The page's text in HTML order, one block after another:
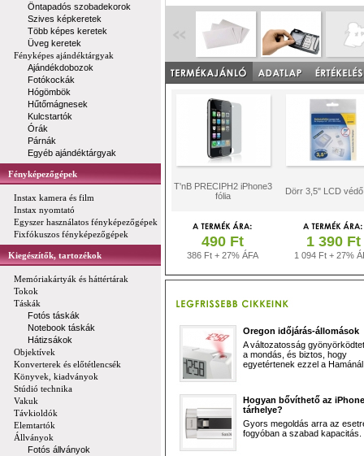
Öntapadós szobadekorok
Szives képkeretek
Több képes keretek
Üveg keretek
Fényképes ajándéktárgyak
Ajándékdobozok
Fotókockák
Hógömbök
Hűtőmágnesek
Kulcstartók
Órák
Párnák
Egyéb ajándéktárgyak
Fényképezőgépek
Instax kamera és film
Instax nyomtató
Egyszer használatos fényképezőgépek
Fixfókuszos fényképezőgépek
Kiegészítők, tartozékok
Memóriakártyák és háttértárak
Tokok
Táskák
Fotós táskák
Notebook táskák
Hátizsákok
Objektívek
Konverterek és előtétlencsék
Könyvek, kiadványok
Stúdió technika
Vakuk
Távkioldók
Elemtartók
Állványok
Fotós állványok
T'nB PRECIPH2 iPhone3
fólia
Dörr 3,5" LCD
490 Ft
386 Ft + 27% ÁFA
1 390 Ft
1 094 Ft + 27%
Oregon időjárás-állomások
A változatosság
a mondás, és biztos, hogy
egyetértenek ezzel a
Hogyan bővíthető az iPhone
tárhelye?
Gyors megoldás arra az
fogyóban a szabad kapacitás.